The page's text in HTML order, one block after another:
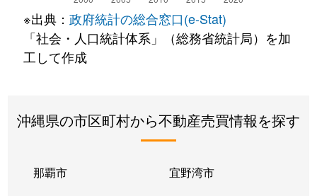
※出典： 政府統計の総合窓口(e-Stat)
「社会・人口統計体系」（総務省統計局）を加
工して作成
沖縄県の市区町村から不動産売買情報を探す
那覇市 宜野湾市